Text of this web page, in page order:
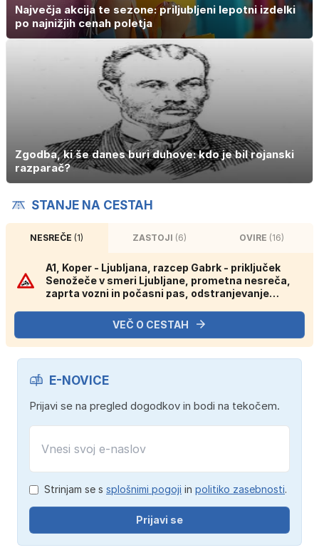
Največja akcija te sezone: priljubljeni lepotni izdelki
po najnižjih cenah poletja
Zgodba, ki še danes buri duhove: kdo je bil rojanski
razparač?
STANJE NA CESTAH
NESREČE(1) ZASTOJI (6) OVIRE (16)
A1, Koper - Ljubljana, razcep Gabrk - priključek
Senožeče v smeri Ljubljane, prometna nesreča,
zaprta vozni in počasni pas, odstranjevanje
VEČ O CESTAH
E-NOVICE
Prijavi se na pregled dogodkov in bodi na tekočem.
Strinjam se s splošnimi pogoji in politiko zasebnosti.
Prijavi se